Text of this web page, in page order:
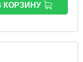
КОРЗИНУ